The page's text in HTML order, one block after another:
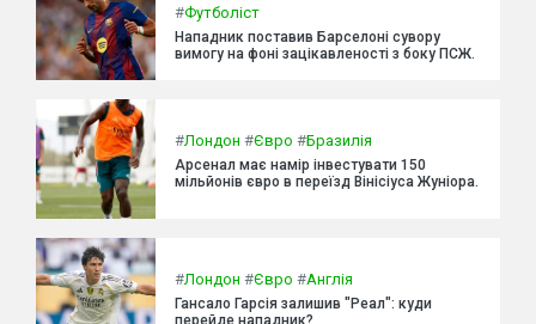
#Футболіст
Нападник поставив Барселоні сувору
вимогу на фоні зацікавленості з боку ПСЖ.
#Лондон #Євро #Бразилія
Арсенал має намір інвестувати 150
мільйонів євро в переїзд Вінісіуса Жуніора.
#Лондон #Євро #Англія
Гансало Гарсія залишив "Реал": куди
перейде нападник?